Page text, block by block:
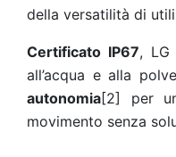
della versatilità di
Certificato IP67, LG
all’acqua e alla
autonomia[2]
per
movimento senza